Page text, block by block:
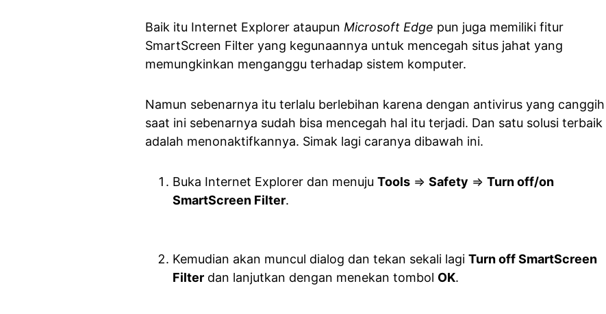
Baik itu Internet Explorer ataupun Microsoft Edge pun juga memiliki fitur
SmartScreen Filter yang kegunaannya untuk mencegah situs jahat yang
memungkinkan menganggu terhadap sistem komputer.
Namun sebenarnya itu terlalu berlebihan karena dengan antivirus yang canggih
saat ini sebenarnya sudah bisa mencegah hal itu terjadi. Dan satu solusi terbaik
adalah menonaktifkannya. Simak lagi caranya dibawah ini.
Buka Internet Explorer dan menuju Tools => Safety => Turn off/on
SmartScreen Filter.
Kemudian akan muncul dialog dan tekan sekali lagi Turn off SmartScreen
Filter dan lanjutkan dengan menekan tombol OK.